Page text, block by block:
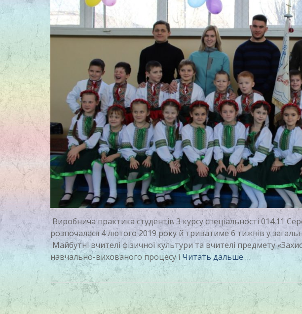
Виробнича практика студентів 3 курсу спеціальності 014.11
розпочалася 4 лютого 2019 року й триватиме 6 тижнів у
Майбутні вчителі фізичної культури та вчителі предмету
навчально-вихованого процесу і Читать дальше …